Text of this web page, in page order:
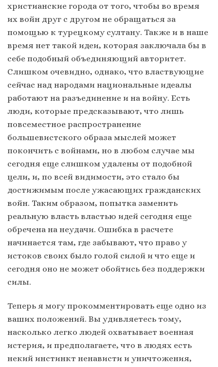
христианские города от того, чтобы во время
их войн друг с другом не обращаться за
помощью к турецкому султану. Также и в наше
время нет такой идеи, которая заключала бы в
себе подобный объединяющий авторитет.
Слишком очевидно, однако, что властвующие
сейчас над народами национальные идеалы
работают на разъединение и на войну. Есть
люди, которые предсказывают, что лишь
повсеместное распространение
большевистского образа мыслей может
покончить с войнами, но в любом случае мы
сегодня еще слишком удалены от подобной
цели, и, по всей видимости, это стало бы
достижимым после ужасающих гражданских
войн. Таким образом, попытка заменить
реальную власть властью идей сегодня еще
обречена на неудачи. Ошибка в расчете
начинается там, где забывают, что право у
истоков своих было голой силой и что еще и
сегодня оно не может обойтись без поддержки
силы.
Теперь я могу прокомментировать еще одно из
ваших положений. Вы удивляетесь тому,
насколько легко людей охватывает военная
истерия, и предполагаете, что в людях есть
некий инстинкт ненависти и уничтожения,